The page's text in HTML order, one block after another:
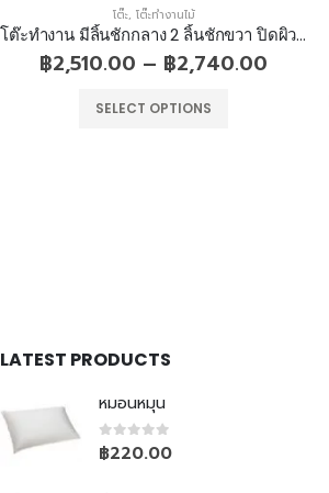
โต๊ะ, โต๊ะทำงานไม้
โต๊ะทำงาน มีลิ้นชักกลาง 2 ลิ้นชักขวา ปิดผิว PVC ขอบยาง
฿2,510.00 – ฿2,740.00
SELECT OPTIONS
LATEST PRODUCTS
หมอนหมุน
0out of 5
฿220.00